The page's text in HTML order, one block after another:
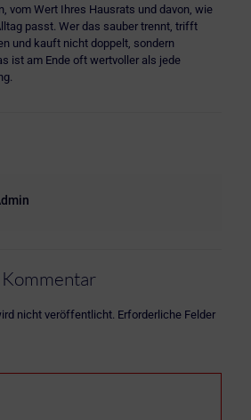
vom Wert Ihres Hausrats und davon, wie
passt. Wer das sauber trennt, trifft
und kauft nicht doppelt, sondern
ist am Ende oft wertvoller als jede
nicht veröffentlicht. Erforderliche Felder